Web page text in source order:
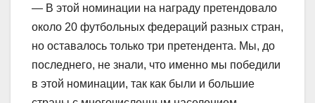
— В этой номинации на награду претендовало
около 20 футбольных федераций разных стран,
но оставалось только три претендента. Мы, до
последнего, не знали, что именно мы победили
в этой номинации, так как были и большие